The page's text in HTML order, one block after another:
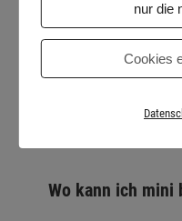
Wie kann ich an
Wo kann ich mini
nur die
Cookies